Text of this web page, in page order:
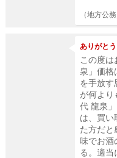
（地方公
ありがと
この度は
泉」価格
を手放す
が何より
代 龍泉
は、買い
た方だと
味でお酒
る。適